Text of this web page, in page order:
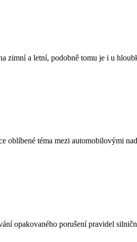
zimní a letní, podobně tomu je i u
oblíbené téma mezi automobilovými
opakovaného porušení pravidel